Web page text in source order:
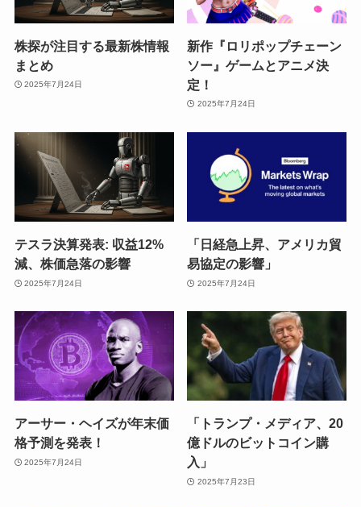
株探が注目する最新株情報
まとめ
2025年7月24日
新作『ロリポップチェーン
ソー』ゲームとアニメ決
定！
2025年7月24日
テスラ決算発表: 収益12%
減、株価急落の影響
2025年7月24日
「日経急上昇、アメリカ貿
易協定の影響」
2025年7月24日
アーサー・ヘイズが年末価
格予測を発表！
2025年7月24日
「トランプ・メディア、20
億ドルのビットコイン購
入」
2025年7月23日